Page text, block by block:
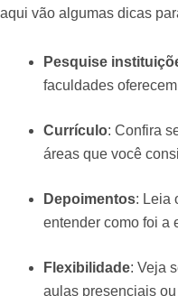
aqui vão algumas dicas
Pesquise
faculdades
Currículo: Confira
áreas que você
Depoimentos: Leia
entender como foi a
Flexibilidade: Veja
aulas presenciais